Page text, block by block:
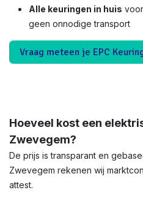
Alle keuringen in huis
geen onnodige transport
Vraag meteen je EPC
Hoeveel kost een
Zwevegem?
De prijs is transparant en
Zwevegem rekenen wij
attest.